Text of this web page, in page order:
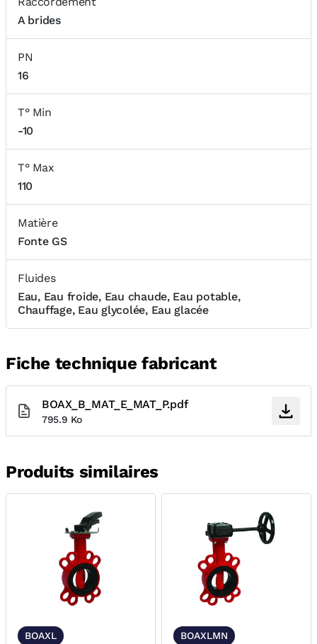
A brides
PN
16
T° Min
-10
T° Max
110
Matière
Fonte GS
Fluides
Eau, Eau froide, Eau chaude, Eau potable,
Chauffage, Eau glycolée, Eau glacée
Fiche technique fabricant
BOAX_B_MAT_E_MAT_P.pdf
795.9 Ko
Produits similaires
BOAXL BOAXLMN